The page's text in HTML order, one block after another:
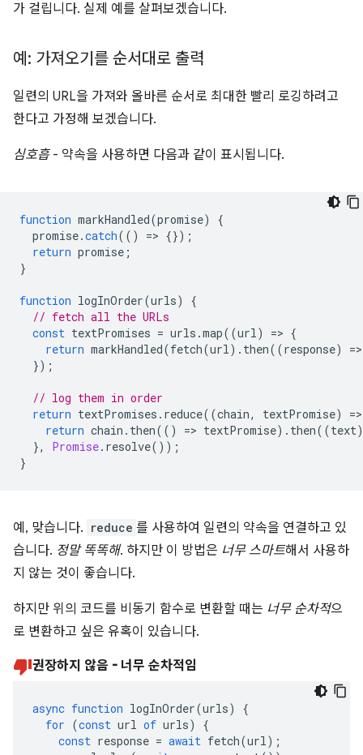
가 걸립니다. 실제 예를 살펴보겠습니다.
예: 가져오기를 순서대로 출력
일련의 URL을 가져와 올바른 순서로 최대한 빨리 로깅하려고
한다고 가정해 보겠습니다.
심호흡- 약속을 사용하면 다음과 같이 표시됩니다.
function markHandled(promise)
{
promise.catch(() => {});
return promise ;
}
function logInOrder(urls)
{
// fetch all the URLs
const textPromises = urls .map((url) => {
return markHandled(fetch(url). then((response) =>
});
// log them in order
return textPromises . reduce((chain, textPromise) =>
return chain . then(() => textPromise). then((text)
},
Promise. resolve());
}
예, 맞습니다. reduce 를 사용하여 일련의 약속을 연결하고 있
습니다. 정말 똑똑해. 하지만 이 방법은 너무 스마트해서 사용하
지 않는 것이 좋습니다.
하지만 위의 코드를 비동기 함수로 변환할 때는 너무 순차적으
로 변환하고 싶은 유혹이 있습니다.
권장하지 않음 - 너무 순차적임
async function logInOrder(urls)
{
for (const url of urls)
{
const response = await fetch(url);